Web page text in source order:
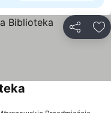
Teilen